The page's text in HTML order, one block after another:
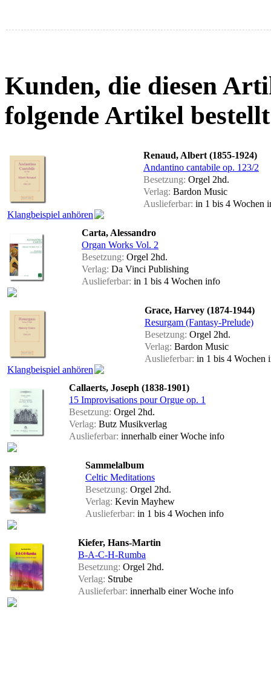
Kunden, die diesen
folgende Artikel
Klangbeispiel anhören
Renaud, Albert (1855-1924)
Andantino cantabile op. 123/2
Besetzung: Orgel 2hd.
Verlag: Bardon Music
Auslieferbar: in 1 bis 4 Wochen
Carta, Alessandro
Organ Works Vol. 2
Besetzung: Orgel 2hd.
Verlag: Da Vinci Publishing
Auslieferbar: in 1 bis 4 Wochen info
Klangbeispiel anhören
Grace, Harvey (1874-1944)
Resurgam (Fantasy-Prelude)
Besetzung: Orgel 2hd.
Verlag: Bardon Music
Auslieferbar: in 1 bis 4 Wochen
Callaerts, Joseph (1838-1901)
15 Improvisations pour Orgue op. 1
Besetzung: Orgel 2hd.
Verlag: Butz Musikverlag
Auslieferbar: innerhalb einer Woche info
Sammelalbum
Celtic Meditations
Besetzung: Orgel 2hd.
Verlag: Kevin Mayhew
Auslieferbar: in 1 bis 4 Wochen info
Kiefer, Hans-Martin
B-A-C-H-Rumba
Besetzung: Orgel 2hd.
Verlag: Strube
Auslieferbar: innerhalb einer Woche info